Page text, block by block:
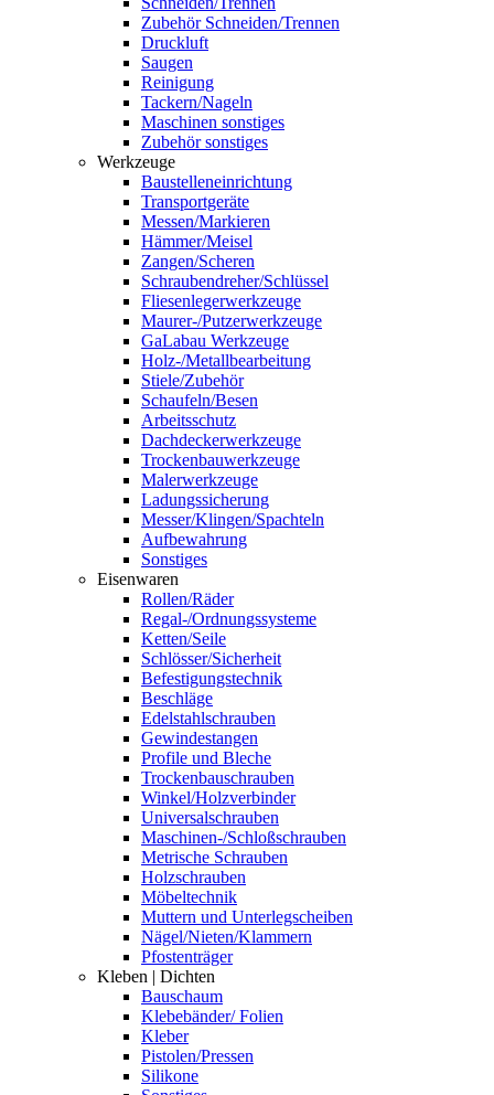
Zubehör Schneiden/Trennen
Druckluft
Saugen
Reinigung
Tackern/Nageln
Maschinen sonstiges
Zubehör sonstiges
Werkzeuge
Baustelleneinrichtung
Transportgeräte
Messen/Markieren
Hämmer/Meisel
Zangen/Scheren
Schraubendreher/Schlüssel
Fliesenlegerwerkzeuge
Maurer-/Putzerwerkzeuge
GaLabau Werkzeuge
Holz-/Metallbearbeitung
Stiele/Zubehör
Schaufeln/Besen
Arbeitsschutz
Dachdeckerwerkzeuge
Trockenbauwerkzeuge
Malerwerkzeuge
Ladungssicherung
Messer/Klingen/Spachteln
Aufbewahrung
Sonstiges
Eisenwaren
Rollen/Räder
Regal-/Ordnungssysteme
Ketten/Seile
Schlösser/Sicherheit
Befestigungstechnik
Beschläge
Edelstahlschrauben
Gewindestangen
Profile und Bleche
Trockenbauschrauben
Winkel/Holzverbinder
Universalschrauben
Maschinen-/Schloßschrauben
Metrische Schrauben
Holzschrauben
Möbeltechnik
Muttern und Unterlegscheiben
Nägel/Nieten/Klammern
Pfostenträger
Kleben | Dichten
Bauschaum
Klebebänder/ Folien
Kleber
Pistolen/Pressen
Silikone